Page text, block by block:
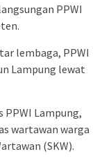
PPWI
lembaga, PPWI
Lampung lewat
PPWI Lampung,
wartawan warga
(SKW).